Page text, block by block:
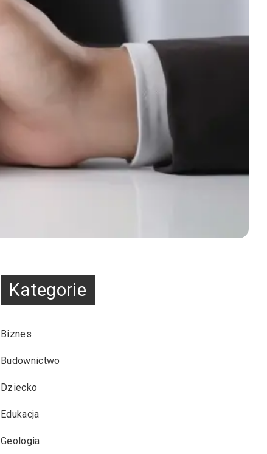
Kategorie
Biznes
Budownictwo
Dziecko
Edukacja
Geologia